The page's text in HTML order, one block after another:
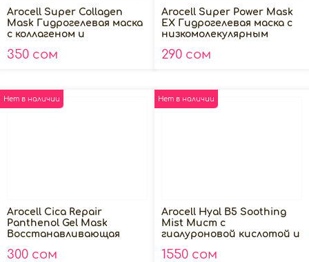
Arocell Super Collagen
Mask Гидрогелевая маска
с коллагеном и
350 сом
Arocell Super Power Mask
EX Гидрогелевая маска с
низкомолекулярным
290 сом
Нет в наличии
Arocell Cica Repair
Panthenol Gel Mask
Восстанавливающая
ПДРН и экзосомами
300 сом
Нет в наличии
Arocell Hyal B5 Soothing
Mist Мист с
гиалуроновой кислотой и
1550 сом